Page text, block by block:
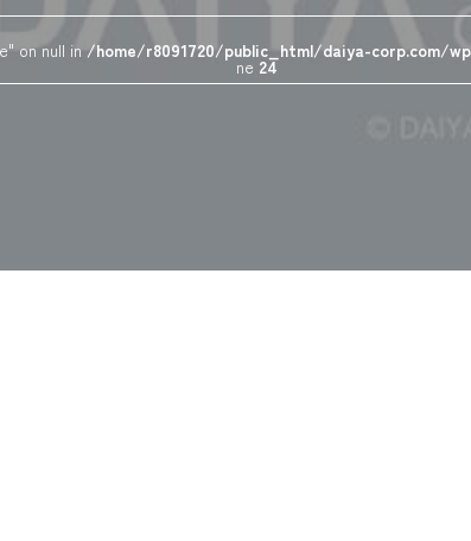
on null in/home/r8091720/public_html/daiya-corp.com/
ne 24